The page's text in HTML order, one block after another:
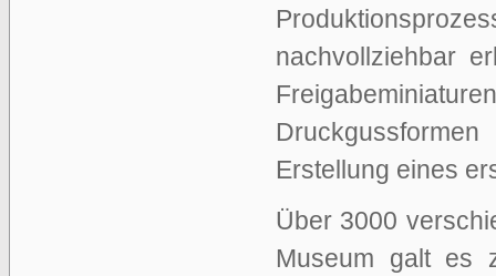
nachvollziehbar
Erstellung eines
Über 3000
Museum galt es